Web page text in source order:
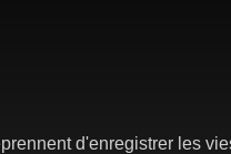
d'enregistrer les